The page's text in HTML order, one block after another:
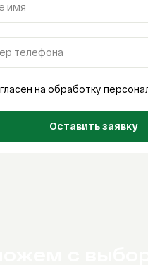
имя
телефона
на обработку
Оставить заявку